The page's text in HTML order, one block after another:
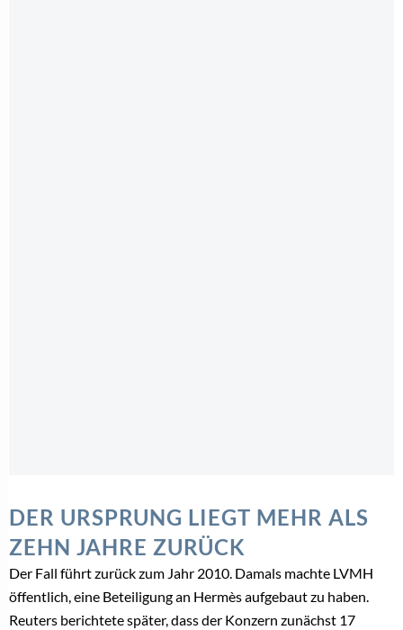
DER URSPRUNG LIEGT MEHR ALS
ZEHN JAHRE ZURÜCK
Der Fall führt zurück zum Jahr 2010. Damals machte LVMH
öffentlich, eine Beteiligung an Hermès aufgebaut zu haben.
Reuters berichtete später, dass der Konzern zunächst 17